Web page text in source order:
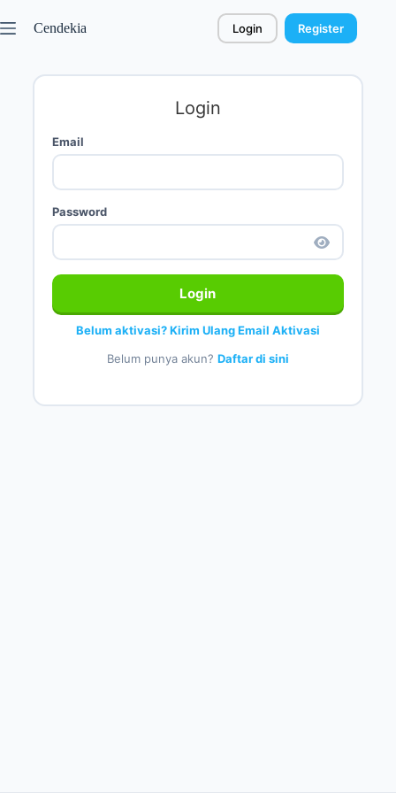
Cendekia Login Register
Login
Email
Password
Login
Belum aktivasi? Kirim Ulang Email Aktivasi
Belum punya akun? Daftar di sini